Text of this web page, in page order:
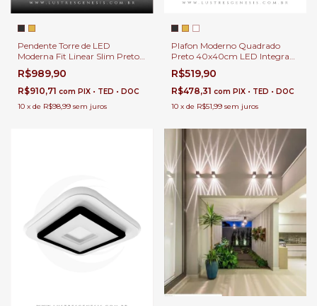
Pendente Torre de LED
Moderna Fit Linear Slim Preto
100cm para Quarto, Cabeceira
de Cama, Lavabo e Escritórios
R$989,90
R$910,71 com PIX • TED • DOC
10 x de R$98,99 sem juros
Plafon Moderno Quadrado
Preto 40x40cm LED Integrado
3000k para Quartos, Sala de
Estar, Hall de Entrada,
Escritório e Sala de Jantar
R$519,90
R$478,31 com PIX • TED • DOC
10 x de R$51,99 sem juros